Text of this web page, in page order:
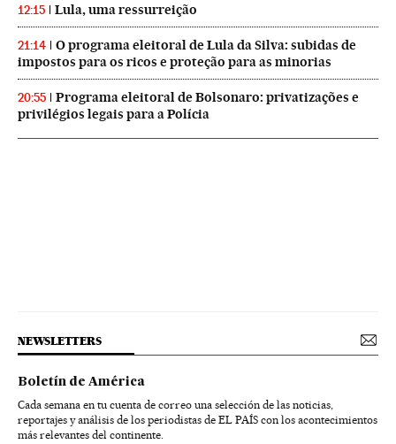
12:15 Lula, uma ressurreição
21:14
O programa eleitoral de Lula da Silva: subidas de
impostos para os ricos e proteção para as minorias
20:55
Programa eleitoral de Bolsonaro: privatizações e
privilégios legais para a Polícia
NEWSLETTERS
Boletín de América
Cada semana en tu cuenta de correo una selección de las noticias,
reportajes y análisis de los periodistas de EL PAÍS con los acontecimientos
más relevantes del continente.